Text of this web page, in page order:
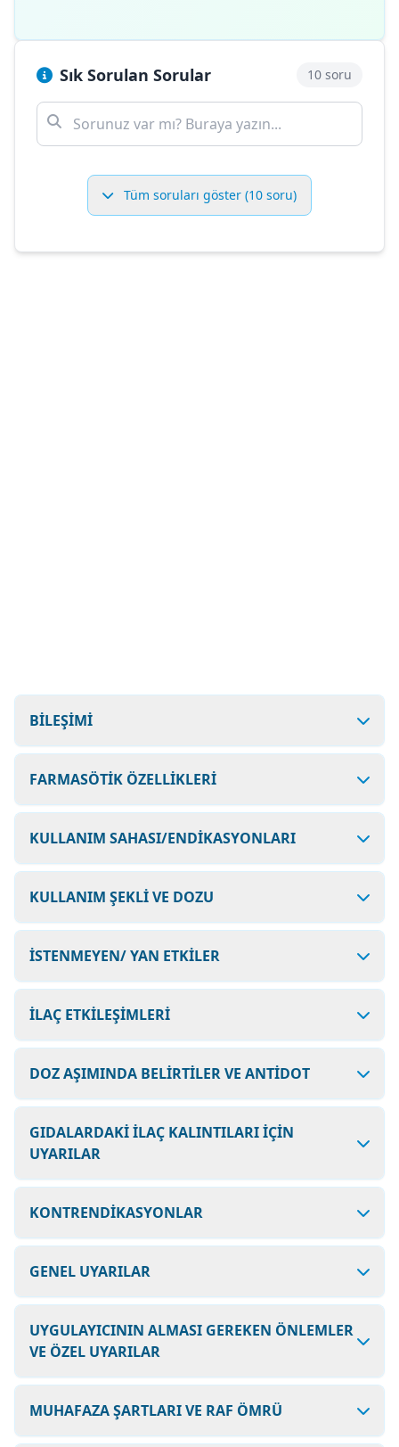
Sık Sorulan Sorular 10 soru
Tüm soruları göster (10 soru)
BİLEŞİMİ
FARMASÖTİK ÖZELLİKLERİ
KULLANIM SAHASI/ENDİKASYONLARI
KULLANIM ŞEKLİ VE DOZU
İSTENMEYEN/ YAN ETKİLER
İLAÇ ETKİLEŞİMLERİ
DOZ AŞIMINDA BELİRTİLER VE ANTİDOT
GIDALARDAKİ İLAÇ KALINTILARI İÇİN
UYARILAR
KONTRENDİKASYONLAR
GENEL UYARILAR
UYGULAYICININ ALMASI GEREKEN ÖNLEMLER
VE ÖZEL UYARILAR
MUHAFAZA ŞARTLARI VE RAF ÖMRÜ